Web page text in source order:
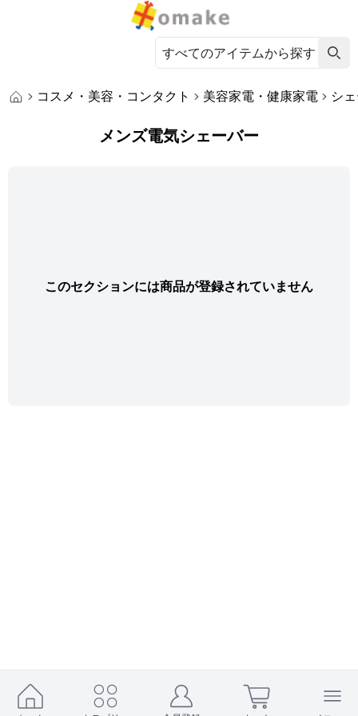
コスメ・美容・コンタクト 美容家電・健康家電 シ
メンズ電気シェーバー
このセクションには商品が登録されていません